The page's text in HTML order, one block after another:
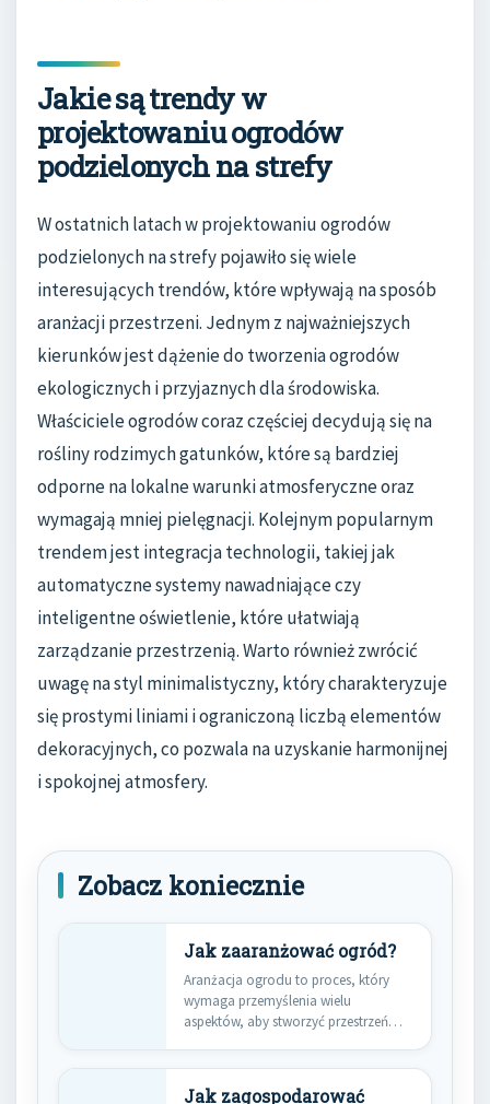
Jakie są trendy w
projektowaniu ogrodów
podzielonych na strefy
W ostatnich latach w projektowaniu ogrodów
podzielonych na strefy pojawiło się wiele
interesujących trendów, które wpływają na sposób
aranżacji przestrzeni. Jednym z najważniejszych
kierunków jest dążenie do tworzenia ogrodów
ekologicznych i przyjaznych dla środowiska.
Właściciele ogrodów coraz częściej decydują się na
rośliny rodzimych gatunków, które są bardziej
odporne na lokalne warunki atmosferyczne oraz
wymagają mniej pielęgnacji. Kolejnym popularnym
trendem jest integracja technologii, takiej jak
automatyczne systemy nawadniające czy
inteligentne oświetlenie, które ułatwiają
zarządzanie przestrzenią. Warto również zwrócić
uwagę na styl minimalistyczny, który charakteryzuje
się prostymi liniami i ograniczoną liczbą elementów
dekoracyjnych, co pozwala na uzyskanie harmonijnej
i spokojnej atmosfery.
Zobacz koniecznie
Jak zaaranżować ogród?
Aranżacja ogrodu to proces, który
wymaga przemyślenia wielu
aspektów, aby stworzyć przestrzeń
Jak zagospodarować